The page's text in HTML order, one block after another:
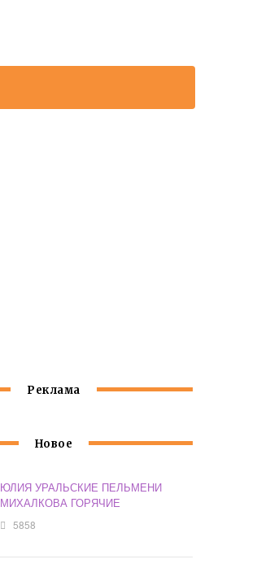
Реклама
Новое
ЮЛИЯ УРАЛЬСКИЕ ПЕЛЬМЕНИ
МИХАЛКОВА ГОРЯЧИЕ
5858